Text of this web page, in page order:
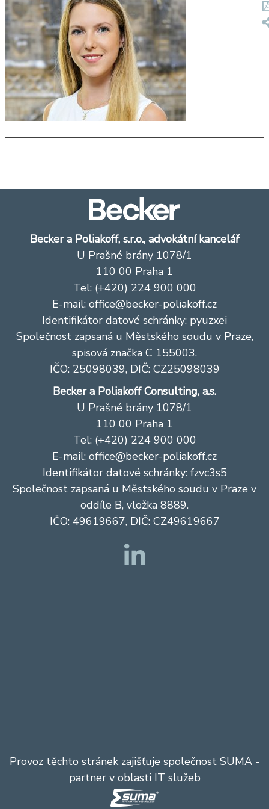
Becker a Poliakoff, s.r.o., advokátní kancelář
U Prašné brány 1078/1
110 00 Praha 1
Tel: (+420) 224 900 000
E-mail: office@becker-poliakoff.cz
Identifikátor datové schránky: pyuzxei
Společnost zapsaná u Městského soudu v Praze,
spisová značka C 155003.
IČO: 25098039, DIČ: CZ25098039
Becker a Poliakoff Consulting, a.s.
U Prašné brány 1078/1
110 00 Praha 1
Tel: (+420) 224 900 000
E-mail: office@becker-poliakoff.cz
Identifikátor datové schránky: fzvc3s5
Společnost zapsaná u Městského soudu v Praze v
oddíle B, vložka 8889.
IČO: 49619667, DIČ: CZ49619667
Provoz těchto stránek zajišťuje společnost SUMA -
partner v oblasti IT služeb